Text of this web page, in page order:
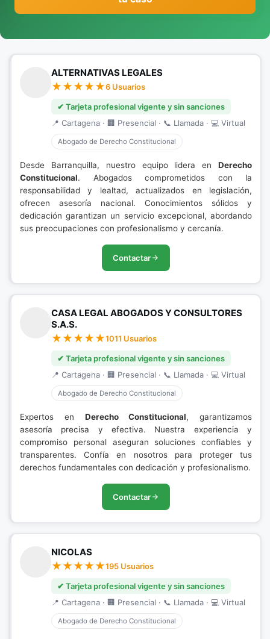
ALTERNATIVAS LEGALES
6 Usuarios
✔ Tarjeta profesional vigente y sin sanciones
📍 Cartagena · 🏢 Presencial · 📞 Llamada · 💻 Virtual
Abogado de Derecho Constitucional
Desde Barranquilla, nuestro equipo lidera en Derecho
Constitucional. Abogados comprometidos con la
responsabilidad y lealtad, actualizados en legislación,
ofrecen asesoría nacional. Conocimientos sólidos y
dedicación garantizan un servicio excepcional, abordando
sus preocupaciones con profesionalismo y cercanía.
Contactar
CASA LEGAL ABOGADOS Y CONSULTORES
S.A.S.
1011 Usuarios
✔ Tarjeta profesional vigente y sin sanciones
📍 Cartagena · 🏢 Presencial · 📞 Llamada · 💻 Virtual
Abogado de Derecho Constitucional
Expertos en Derecho Constitucional, garantizamos
asesoría precisa y efectiva. Nuestra experiencia y
compromiso personal aseguran soluciones confiables y
transparentes. Confía en nosotros para proteger tus
derechos fundamentales con dedicación y profesionalismo.
Contactar
NICOLAS
195 Usuarios
✔ Tarjeta profesional vigente y sin sanciones
📍 Cartagena · 🏢 Presencial · 📞 Llamada · 💻 Virtual
Abogado de Derecho Constitucional